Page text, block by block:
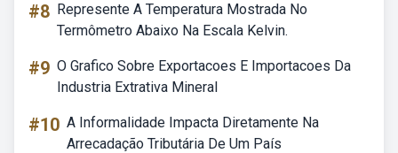
#8 Represente A Temperatura Mostrada No
Termômetro Abaixo Na Escala Kelvin.
#9 O Grafico Sobre Exportacoes E Importacoes Da
Industria Extrativa Mineral
#10 A Informalidade Impacta Diretamente Na
Arrecadação Tributária De Um País